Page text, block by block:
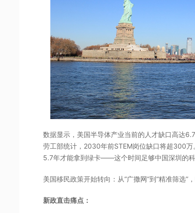
数据显示，美国半导体产业当前的人才缺口高达
劳工部统计，2030年前STEM岗位缺口将超300
5.7年才能拿到绿卡——这个时间足够中国深圳的科
美国移民政策开始转向：从“广撒网”到“精准筛选”
新政直击痛点：